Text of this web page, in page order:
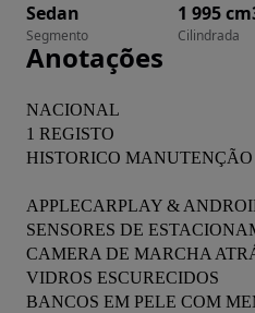
Sedan
Segmento
1 995
Cilindrada
Anotações
NACIONAL
1 REGISTO
HISTORICO MANUTENÇÃO
APPLECARPLAY &
SENSORES DE
CAMERA DE MARCHA
VIDROS ESCURECIDOS
BANCOS EM PELE COM